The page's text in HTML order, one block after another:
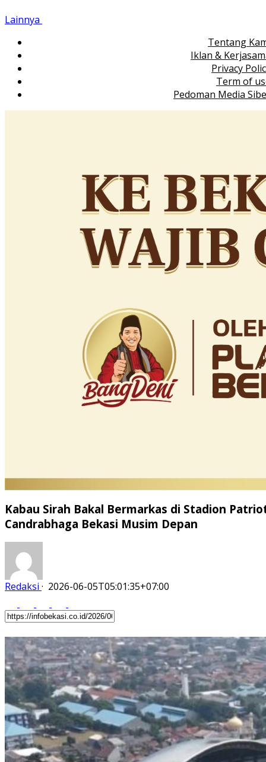
Lainnya
Tentang
Iklan &
Privacy
Term of
Pedoman Media
Kabau Sirah Bakal Bermarkas di Stadion
Candrabhaga Bekasi Musim Depan
Redaksi · 2026-06-05T05:01:35+07:00